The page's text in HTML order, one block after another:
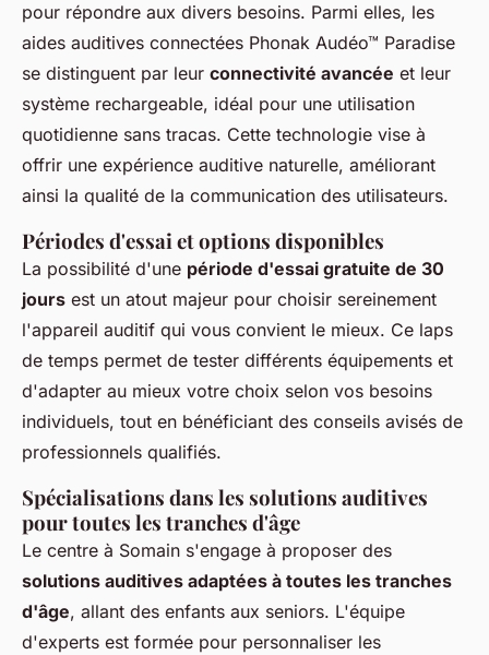
pour répondre aux divers besoins. Parmi elles, les
aides auditives connectées Phonak Audéo™ Paradise
se distinguent par leur connectivité avancée et leur
système rechargeable, idéal pour une utilisation
quotidienne sans tracas. Cette technologie vise à
offrir une expérience auditive naturelle, améliorant
ainsi la qualité de la communication des utilisateurs.
Périodes d'essai et options disponibles
La possibilité d'une période d'essai gratuite de 30
jours est un atout majeur pour choisir sereinement
l'appareil auditif qui vous convient le mieux. Ce laps
de temps permet de tester différents équipements et
d'adapter au mieux votre choix selon vos besoins
individuels, tout en bénéficiant des conseils avisés de
professionnels qualifiés.
Spécialisations dans les solutions auditives
pour toutes les tranches d'âge
Le centre à Somain s'engage à proposer des
solutions auditives adaptées à toutes les tranches
d'âge, allant des enfants aux seniors. L'équipe
d'experts est formée pour personnaliser les